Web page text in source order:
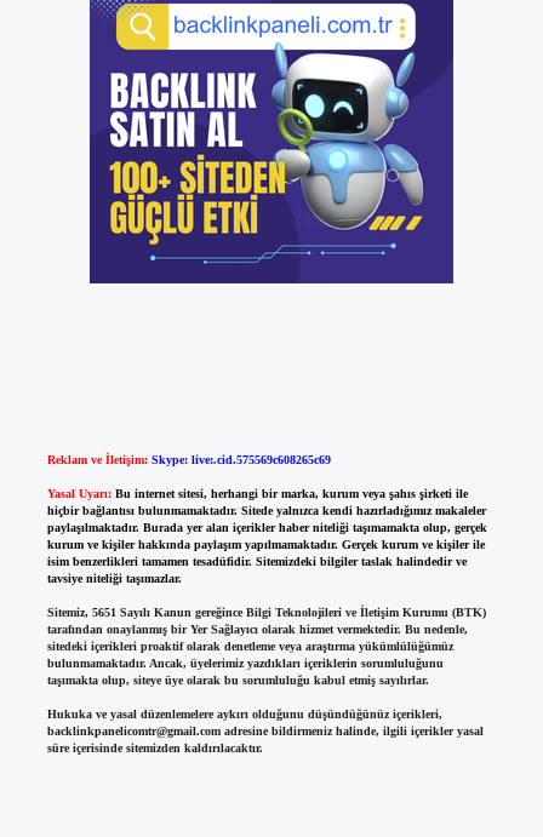
Reklam ve İletişim: Skype: live:.cid.575569c608265c69
Yasal Uyarı: Bu internet sitesi, herhangi bir marka, kurum veya şahıs şirketi ile
hiçbir bağlantısı bulunmamaktadır. Sitede yalnızca kendi hazırladığımız makaleler
paylaşılmaktadır. Burada yer alan içerikler haber niteliği taşımamakta olup, gerçek
kurum ve kişiler hakkında paylaşım yapılmamaktadır. Gerçek kurum ve kişiler ile
isim benzerlikleri tamamen tesadüfidir. Sitemizdeki bilgiler taslak halindedir ve
tavsiye niteliği taşımazlar.
Sitemiz, 5651 Sayılı Kanun gereğince Bilgi Teknolojileri ve İletişim Kurumu (BTK)
tarafından onaylanmış bir Yer Sağlayıcı olarak hizmet vermektedir. Bu nedenle,
sitedeki içerikleri proaktif olarak denetleme veya araştırma yükümlülüğümüz
bulunmamaktadır. Ancak, üyelerimiz yazdıkları içeriklerin sorumluluğunu
taşımakta olup, siteye üye olarak bu sorumluluğu kabul etmiş sayılırlar.
Hukuka ve yasal düzenlemelere aykırı olduğunu düşündüğünüz içerikleri,
backlinkpanelicomtr@gmail.comadresine bildirmeniz halinde, ilgili içerikler yasal
süre içerisinde sitemizden kaldırılacaktır.